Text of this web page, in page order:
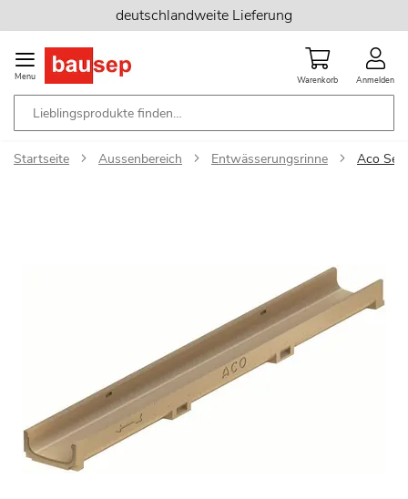
Inhalt
springen
deutschlandweite Lieferung
Menu Warenkorb Anmelden
Startseite Aussenbereich Entwässerungsrinne Aco